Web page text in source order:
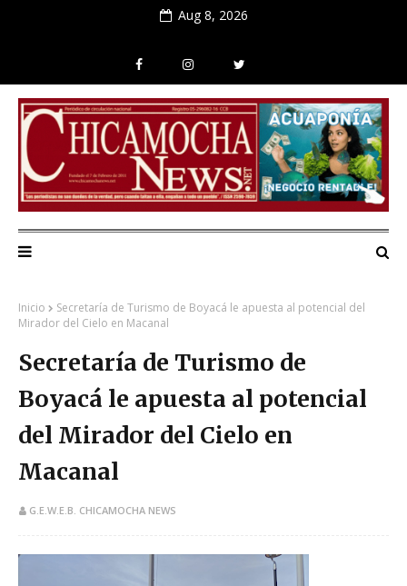
Aug 8, 2026
Inicio
Secretaría de Turismo de Boyacá le apuesta al potencial del
Mirador del Cielo en Macanal
Secretaría de Turismo de
Boyacá le apuesta al potencial
del Mirador del Cielo en
Macanal
G.E.W.E.B. CHICAMOCHA NEWS